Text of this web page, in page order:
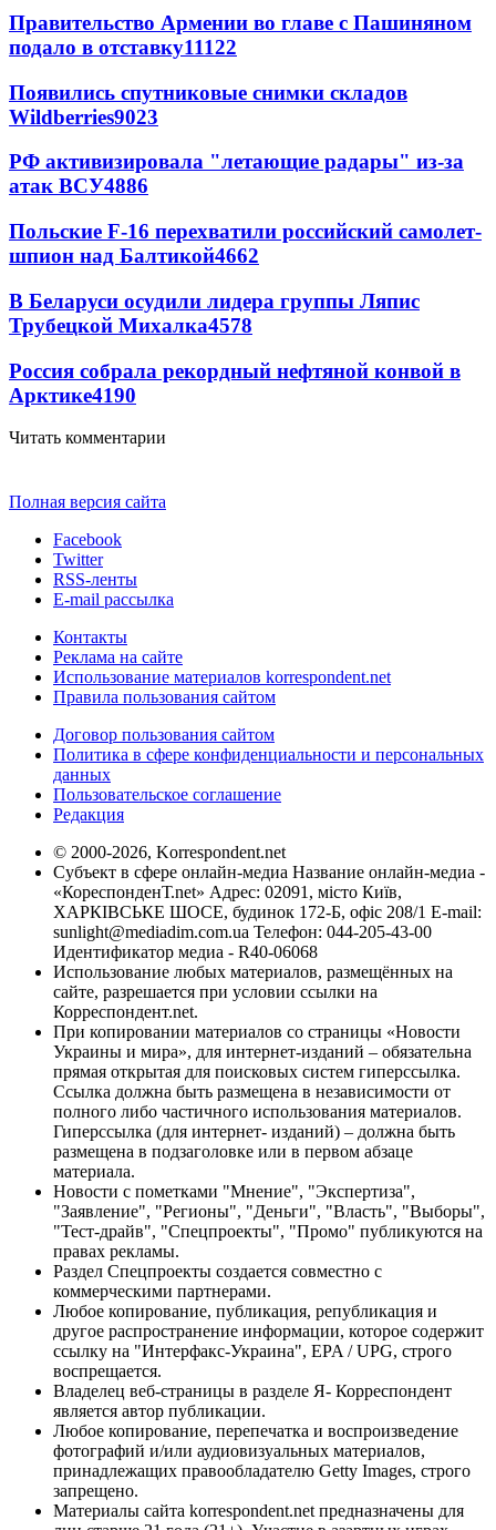
Правительство Армении во главе с Пашиняном
подало в отставку11122
Появились спутниковые снимки складов
Wildberries9023
РФ активизировала "летающие радары" из-за
атак ВСУ4886
Польские F-16 перехватили российский самолет-
шпион над Балтикой4662
В Беларуси осудили лидера группы Ляпис
Трубецкой Михалка4578
Россия собрала рекордный нефтяной конвой в
Арктике4190
Читать комментарии
Полная версия сайта
Facebook
Twitter
RSS-ленты
E-mail рассылка
Контакты
Реклама на сайте
Использование материалов korrespondent.net
Правила пользования сайтом
Договор пользования сайтом
Политика в сфере конфиденциальности и персональных
данных
Пользовательское соглашение
Редакция
© 2000-2026, Korrespondent.net
Субъект в сфере онлайн-медиа Название онлайн-медиа -
«КореспонденТ.net» Адрес: 02091, місто Київ,
ХАРКІВСЬКЕ ШОСЕ, будинок 172-Б, офіс 208/1 E-mail:
sunlight@mediadim.com.ua Телефон: 044-205-43-00
Идентификатор медиа - R40-06068
Использование любых материалов, размещённых на
сайте, разрешается при условии ссылки на
Корреспондент.net.
При копировании материалов со страницы «Новости
Украины и мира», для интернет-изданий – обязательна
прямая открытая для поисковых систем гиперссылка.
Ссылка должна быть размещена в независимости от
полного либо частичного использования материалов.
Гиперссылка (для интернет- изданий) – должна быть
размещена в подзаголовке или в первом абзаце
материала.
Новости с пометками "Мнение", "Экспертиза",
"Заявление", "Регионы", "Деньги", "Власть", "Выборы",
"Тест-драйв", "Спецпроекты", "Промо" публикуются на
правах рекламы.
Раздел Спецпроекты создается совместно с
коммерческими партнерами.
Любое копирование, публикация, републикация и
другое распространение информации, которое содержит
ссылку на "Интерфакс-Украина", EPA / UPG, строго
воспрещается.
Владелец веб-страницы в разделе Я- Корреспондент
является автор публикации.
Любое копирование, перепечатка и воспроизведение
фотографий и/или аудиовизуальных материалов,
принадлежащих правообладателю Getty Images, строго
запрещено.
Материалы сайта korrespondent.net предназначены для